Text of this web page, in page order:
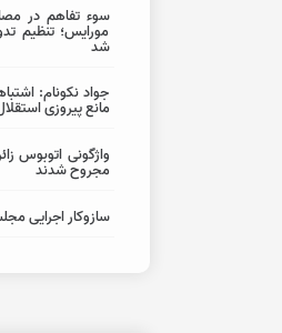
سوء تفاهم در
مورایس؛ تنظیم
شد
جواد نکونام:
مانع پیروزی
واژگونی اتوبوس
مجروح شدند
سازوکار اجرایی